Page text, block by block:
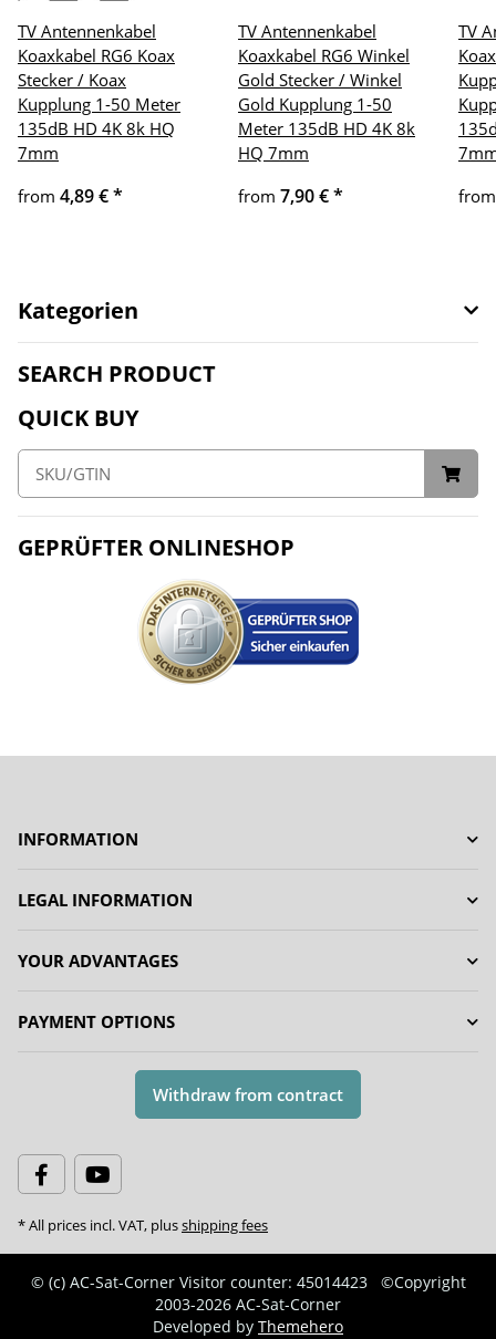
TV Antennenkabel
Koaxkabel RG6 Koax
Stecker / Koax
Kupplung 1-50 Meter
135dB HD 4K 8k HQ
7mm
from 4,89 €*
TV Antennenkabel
Koaxkabel RG6 Winkel
Gold Stecker / Winkel
Gold Kupplung 1-50
Meter 135dB HD 4K 8k
HQ 7mm
from 7,90 €*
TV
Kategorien
SEARCH PRODUCT
QUICK BUY
GEPRÜFTER ONLINESHOP
INFORMATION
LEGAL INFORMATION
YOUR ADVANTAGES
PAYMENT OPTIONS
Withdraw from contract
* All prices incl. VAT, plusshipping fees
© (c) AC-Sat-CornerVisitor counter: 45014423
©Copyright
2003-2026 AC-Sat-Corner
Developed by Themehero